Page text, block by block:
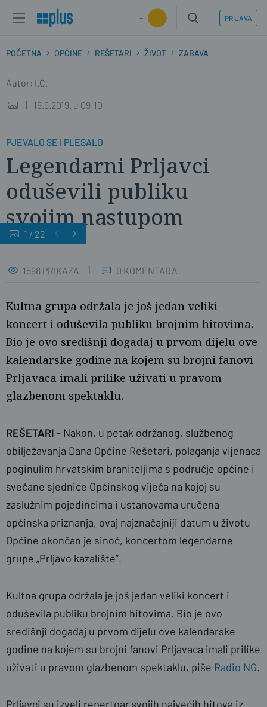
- PRIJAVA
POČETNA OPĆINE REŠETARI ŽIVOT ZABAVA
Autor: I.C.
19.5.2019. u 09:10
PJEVALO SE I PLESALO
Legendarni Prljavci
oduševili publiku
svojim nastupom
naslovnica
1 / 22
1598 PRIKAZA 0 KOMENTARA
Kultna grupa održala je još jedan veliki
koncert i oduševila publiku brojnim hitovima.
Bio je ovo središnji događaj u prvom dijelu ove
kalendarske godine na kojem su brojni fanovi
Prljavaca imali prilike uživati u pravom
glazbenom spektaklu.
REŠETARI - Nakon, u petak održanog, službenog
obilježavanja Dana Općine Rešetari, polaganja vijenaca
poginulim hrvatskim braniteljima s područje općine i
svečane sjednice Općinskog vijeća na kojoj su
zaslužnim pojedincima i ustanovama uručena
općinska priznanja, ovaj najznačajniji datum u životu
Općine okončan je sinoć, koncertom legendarne
grupe „Prljavo kazalište”.
Kultna grupa održala je još jedan veliki koncert i
oduševila publiku brojnim hitovima. Bio je ovo
središnji događaj u prvom dijelu ove kalendarske
godine na kojem su brojni fanovi Prljavaca imali prilike
uživati u pravom glazbenom spektaklu, piše Radio NG.
Prljavci su izveli repertoar svojih najvećih hitova iz